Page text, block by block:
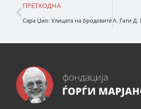
ПРЕТХОДНА
Сара Џио: Улицата на бродовите